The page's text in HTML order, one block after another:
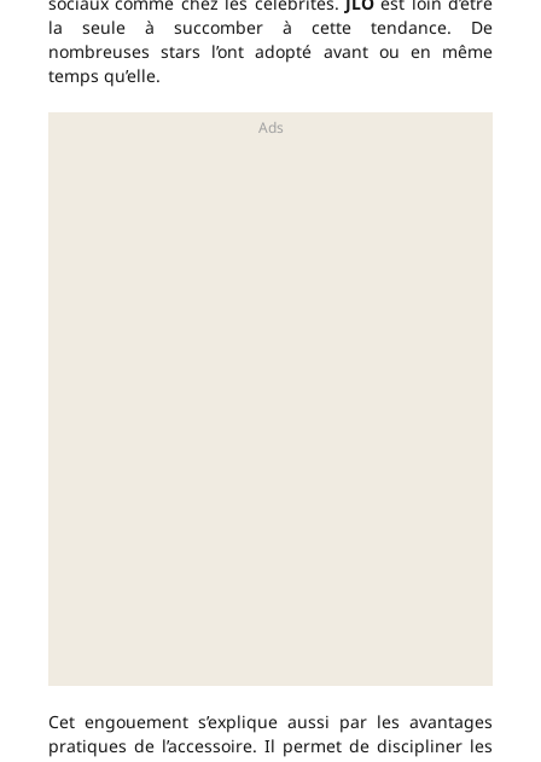
la seule à succomber à cette tendance. De
nombreuses stars l’ont adopté avant ou en même
temps qu’elle.
Cet engouement s’explique aussi par les avantages
pratiques de l’accessoire. Il permet de discipliner les